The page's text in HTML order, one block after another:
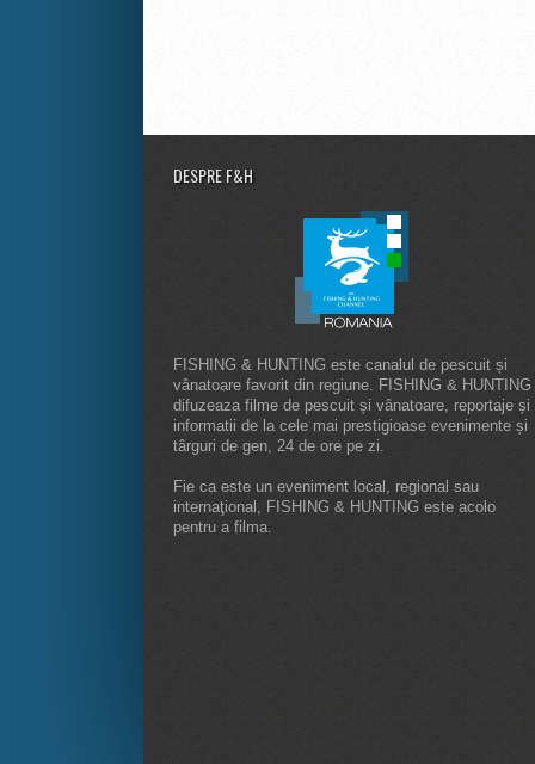
DESPRE F&H
FISHING & HUNTING este canalul de pescuit și
vânatoare favorit din regiune. FISHING & HUNTING
difuzeaza filme de pescuit și vânatoare, reportaje și
informatii de la cele mai prestigioase evenimente și
târguri de gen, 24 de ore pe zi.
Fie ca este un eveniment local, regional sau
internaţional, FISHING & HUNTING este acolo
pentru a filma.